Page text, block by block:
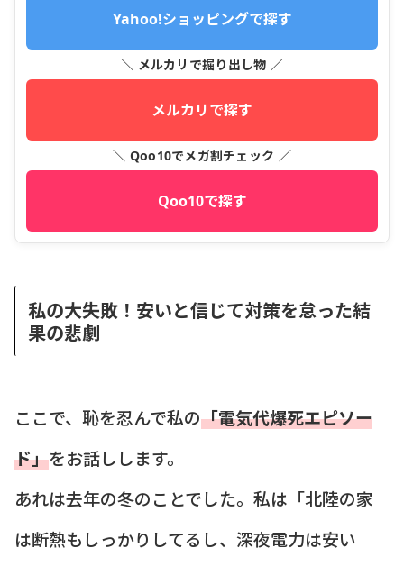
Yahoo!ショッピングで探す
＼ メルカリで掘り出し物 ／
メルカリで探す
＼ Qoo10でメガ割チェック ／
Qoo10で探す
私の大失敗！安いと信じて対策を怠った結
果の悲劇
ここで、恥を忍んで私の「電気代爆死エピソー
ド」をお話しします。
あれは去年の冬のことでした。私は「北陸の家
は断熱もしっかりしてるし、深夜電力は安い